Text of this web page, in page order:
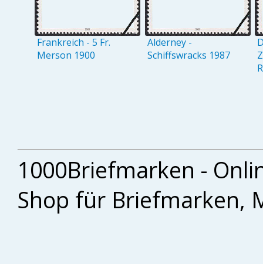
Frankreich - 5 Fr.
Merson 1900
Alderney -
Schiffswracks 1987
1000Briefmarken -
Shop für Briefmarken,